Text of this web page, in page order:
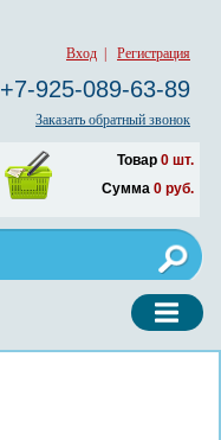
Вход Регистрация
+7-925-089-63-89
Заказать обратный звонок
Товар 0 шт.
Сумма 0 руб.